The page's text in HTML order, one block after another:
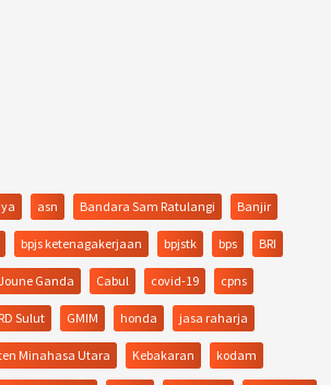
asn Bandara Sam Ratulangi Banjir
bpjs ketenagakerjaan bpjstk bps BRI
Ganda Cabul covid-19 cpns
Sulut GMIM honda jasa raharja
Minahasa Utara Kebakaran kodam